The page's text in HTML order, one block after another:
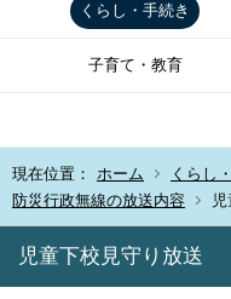
くらし・手続き
子育て・教育
現在位置： ホーム くらし
防災行政無線の放送内容
児童下校見守り放送